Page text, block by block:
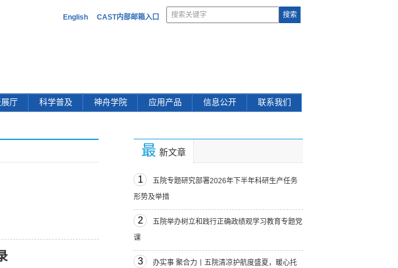
English CAST内部邮箱入口
厅 科学普及 神舟学院 应用产品 信息公开 联系我们
最 新文章
1
五院专题研究部署2026年下半年科研生产任务
形势及举措
2
五院举办树立和践行正确政绩观学习教育专题党
课
3
办实事 聚合力丨五院清凉护航度盛夏，暖心托